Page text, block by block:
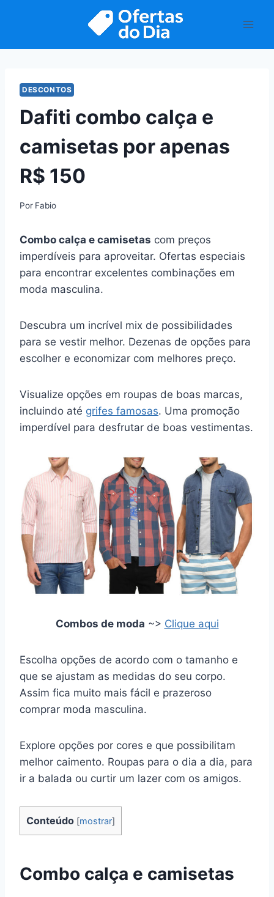
DESCONTOS
Dafiti combo calça e
camisetas por apenas
R$ 150
Por Fabio
Combo calça e camisetas com preços
imperdíveis para aproveitar. Ofertas especiais
para encontrar excelentes combinações em
moda masculina.
Descubra um incrível mix de possibilidades
para se vestir melhor. Dezenas de opções para
escolher e economizar com melhores preço.
Visualize opções em roupas de boas marcas,
incluindo até grifes famosas. Uma promoção
imperdível para desfrutar de boas vestimentas.
Combos de moda ~> Clique aqui
Escolha opções de acordo com o tamanho e
que se ajustam as medidas do seu corpo.
Assim fica muito mais fácil e prazeroso
comprar moda masculina.
Explore opções por cores e que possibilitam
melhor caimento. Roupas para o dia a dia, para
ir a balada ou curtir um lazer com os amigos.
Conteúdo [mostrar]
Combo calça e camisetas